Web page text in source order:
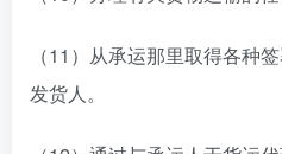
（11）从承运那里取得各种
发货人。